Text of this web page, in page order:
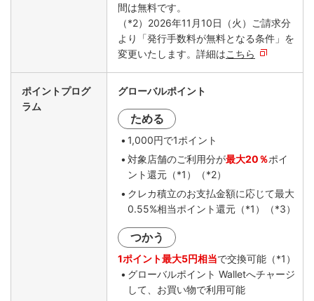
間は無料です。
（*2）2026年11月10日（火）ご請求分
より「発行手数料が無料となる条件」を
変更いたします。詳細はこちら
ポイントプログ
ラム
グローバルポイント
ためる
1,000円で1ポイント
対象店舗のご利用分が最大20％ポイ
ント還元（*1）（*2）
クレカ積立のお支払金額に応じて最大
0.55%相当ポイント還元（*1）（*3）
つかう
1ポイント最大5円相当で交換可能（*1）
グローバルポイント Walletへチャージ
して、お買い物で利用可能